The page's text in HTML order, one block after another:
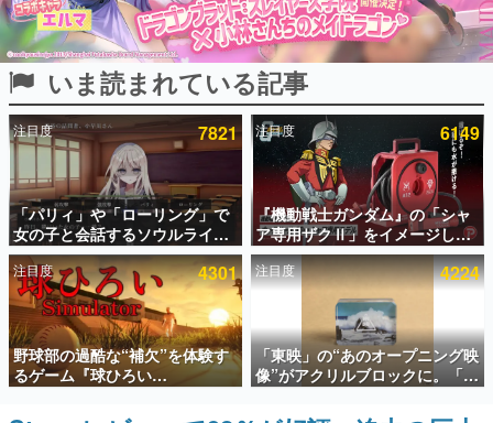
ピックアップ
電ファミのいま読まれている記事ランキング
アプリセール情報
インタビュー
連載・特集一覧
殿堂入り記事
SNS拡散数が数千以上！ ページビュー数万以上！ などな
ど。多くの人々に読まれた、電ファミ渾身の“殿堂入り”記
事をまとめました。
いま読まれている記事
注目度 7821
「パリィ」や「ローリング」で
女の子と会話するソウルライク
恋愛ゲーム『小早川さんはソウ
ルライク』無料公開。返事に失
敗すると「YOU DIED」
注目度 6149
『機動戦士ガンダム』の「シャ
ア専用ザクⅡ」をイメージした
散水ホースリールが予約開始。
本体にはシャアのパーソナルマ
ークやジオン公国軍のエンブレ
ム、型式番号などを配置
注目度 4301
野球部の過酷な“補欠”を体験す
るゲーム『球ひろい
Simulator』が「1件」のウィッ
シュリストをもとにチェコ語に
注目度 4224
「東映」の“あのオープニング映
像”がアクリルブロックに。「東
映ヒストリカル グッズコレクシ
ョン」が8月下旬より発売